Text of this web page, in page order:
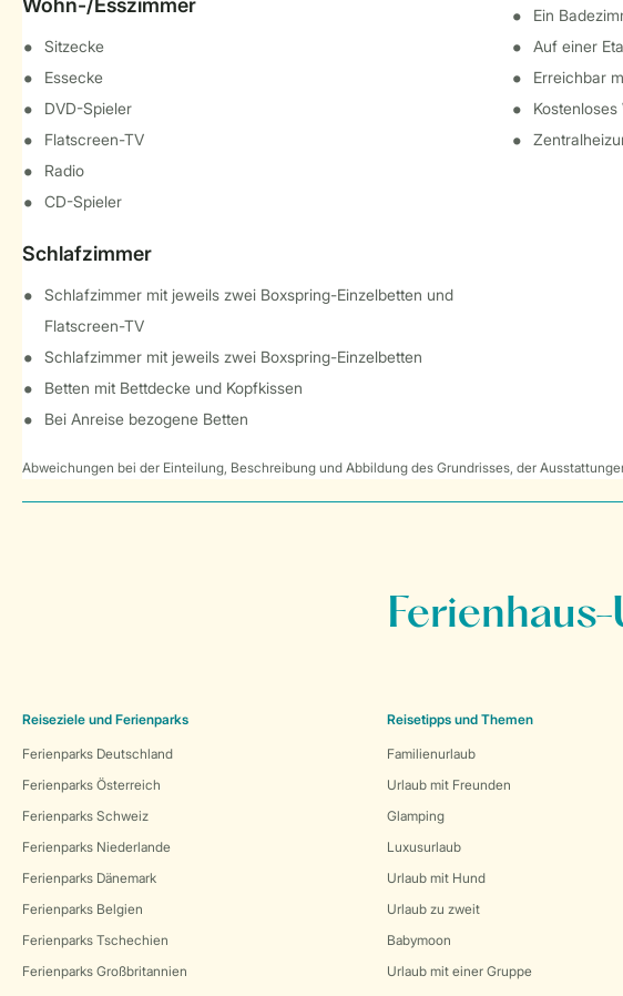
Wohn-/Esszimmer
Sitzecke
Essecke
DVD-Spieler
Flatscreen-TV
Radio
CD-Spieler
Schlafzimmer
Schlafzimmer mit jeweils zwei Boxspring-Einzelbetten und
Flatscreen-TV
Schlafzimmer mit jeweils zwei Boxspring-Einzelbetten
Betten mit Bettdecke und Kopfkissen
Bei Anreise bezogene Betten
Ein
Auf einer
Erreichbar
Kostenloses
Abweichungen bei der Einteilung, Beschreibung und Abbildung des Grundrisses, der
Reiseziele und Ferienparks
Ferienparks Deutschland
Ferienparks Österreich
Ferienparks Schweiz
Ferienparks Niederlande
Ferienparks Dänemark
Ferienparks Belgien
Ferienparks Tschechien
Ferienparks Großbritannien
Reisetipps und Themen
Familienurlaub
Urlaub mit Freunden
Glamping
Luxusurlaub
Urlaub mit Hund
Urlaub zu zweit
Babymoon
Urlaub mit einer Gruppe